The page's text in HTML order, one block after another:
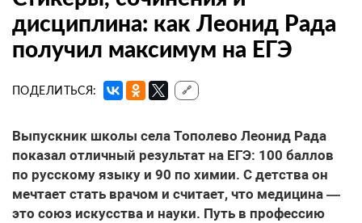
дисциплина: как Леонид Рада
получил максимум на ЕГЭ
ПОДЕЛИТЬСЯ: 🔗
Выпускник школы села Тополево Леонид Рада
показал отличный результат на ЕГЭ: 100 баллов
по русскому языку и 90 по химии. С детства он
мечтает стать врачом и считает, что медицина —
это союз искусства и науки. Путь в профессию